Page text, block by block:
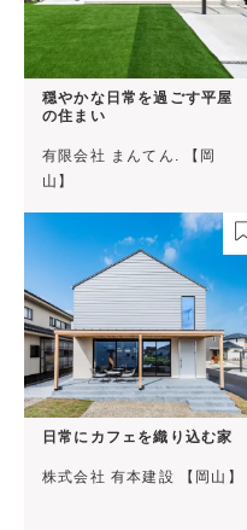
穏やかな日常を過ごす平屋
の住まい
有限会社 まんてん. 【岡
山】
日常にカフェを織り込む家
株式会社 有本建設 【岡山】